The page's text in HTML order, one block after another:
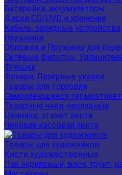
Батарейки, аккумуляторы
Диски CD/DVD и хранение
Кабель, зарядные устройства
Наушники
Обложки и Пружины для
Сетевые фильтры,
Флешки
Фонари, Лазерные указки
Товары для торговли
Самоклеющиеся
Товарные чеки, накладные
Ценники, этикет лента
Чековая кассовая лента
Товары для художников
Кисти художественные
Лак акриловый, воск, грунт,